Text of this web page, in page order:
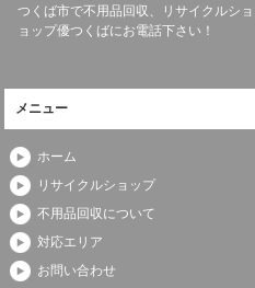
つくば市で不用品回収、リサイクルシ
ョップ優つくばにお電話下さい！
メニュー
ホーム
リサイクルショップ
不用品回収について
対応エリア
お問い合わせ